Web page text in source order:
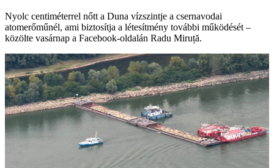
Nyolc centiméterrel nőtt a Duna vízszintje a csernavodai
atomerőműnél, ami biztosítja a létesítmény további működését –
közölte vasárnap a Facebook-oldalán Radu Miruță.